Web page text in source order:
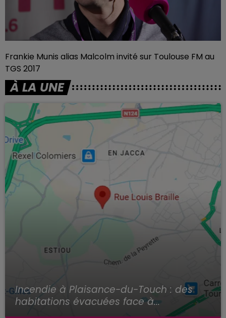
Frankie Munis alias Malcolm invité sur Toulouse FM au
TGS 2017
À LA UNE
Incendie à Plaisance-du-Touch : des
habitations évacuées face à...